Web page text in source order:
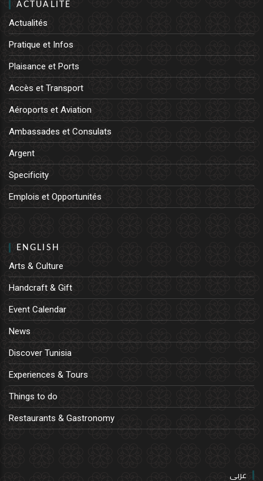
ACTUALITE
Actualités
Pratique et Infos
Plaisance et Ports
Accès et Transport
Aéroports et Aviation
Ambassades et Consulats
Argent
Specificity
Emplois et Opportunités
ENGLISH
Arts & Culture
Handcraft & Gift
Event Calendar
News
Discover Tunisia
Experiences & Tours
Things to do
Restaurants & Gastronomy
عربي